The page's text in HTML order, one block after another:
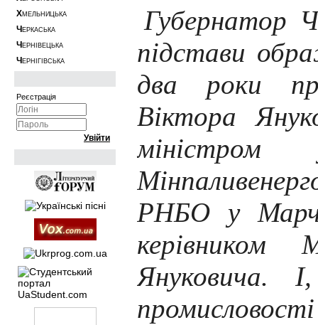
ХМЕЛЬНИЦЬКА
Ч ЕРКАСЬКА
Ч ЕРНІВЕЦЬКА
Ч ЕРНІГІВСЬКА
Реєстрація
Губернатор
підстави
два роки
Віктора
міністром
РНБО у
керівником
Януковича. І,